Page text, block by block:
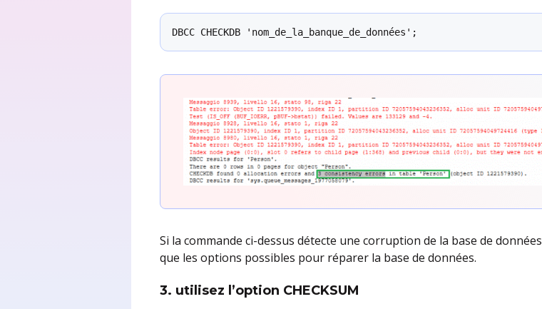
DBCC CHECKDB 'nom_de_la_banque_de_données';
Si la commande ci-dessus détecte une corruption de la base de
que les options possibles pour réparer la base de données.
3. utilisez l’option CHECKSUM